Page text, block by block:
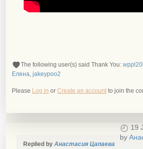
The following user(s) said Thank You:
Елена, jakeypoo2
Please Log in or Create an account to join the
19
by
Replied by Анастасия Цапаева